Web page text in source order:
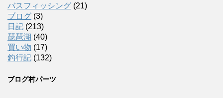
バスフィッシング (21)
ブログ (3)
日記 (213)
琵琶湖 (40)
買い物 (17)
釣行記 (132)
ブログ村パーツ